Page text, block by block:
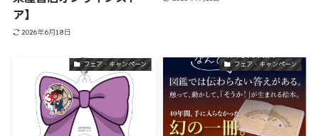
ア】
2026年6月18日
フェア・キャンペーン フェア・キャンペーン